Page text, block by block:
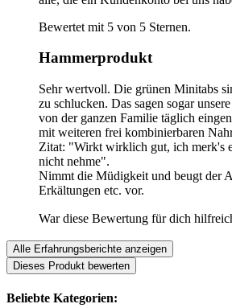
Bewertet mit 5 von 5 Sternen.
Hammerprodukt
Sehr wertvoll. Die grünen Minitabs
zu schlucken. Das sagen sogar
von der ganzen Familie täglich
mit weiteren frei kombinierbaren
Zitat: "Wirkt wirklich gut, ich merk's
nicht nehme".
Nimmt die Müdigkeit und beugt der
Erkältungen etc. vor.
War diese Bewertung für dich
Alle Erfahrungsberichte anzeigen
Dieses Produkt bewerten
Beliebte Kategorien: